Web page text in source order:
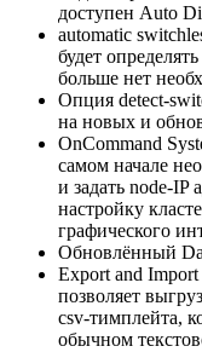
доступен Auto
automatic
будет
больше нет
Опция detect-
на новых и
OnCommand
самом начале
и задать node-
настройку
графического
Обновлённый
Export and
позволяет
csv-тимплейта,
обычном